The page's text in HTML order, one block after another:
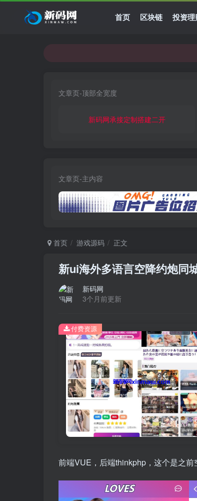
首页 区块链 投资理
文章页-顶部全宽度
新码网承接定制搭建二开
文章页-主内容
首页 游戏源码 正文
新ui海外多语言空降约炮同
新码网
3个月前更新
付费资源
前端VUE，后端thinkphp，这个是之